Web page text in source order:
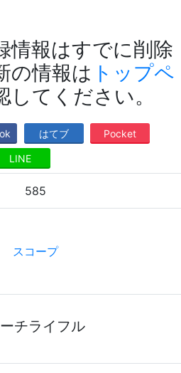
報はすでに削除
の情報は トップペ
してください。
はてブ Pocket
LINE
585
スコープ
チライフル